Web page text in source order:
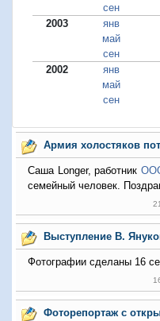
сен
2003
янв
май
сен
2002
янв
май
сен
Армия холостяков
Саша Longer, работник
семейный человек.
Выступление В.
Фотографии сделаны 16
Фоторепортаж с